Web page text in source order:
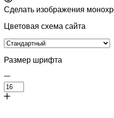
Сделать изображения
Цветовая схема сайта
Размер шрифта